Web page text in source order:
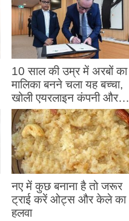
10 साल की उम्र में अरबों का
मालिका बनने चला यह बच्चा,
खोली एयरलाइन कंपनी और…
March 31, 2019
नए में कुछ बनाना है तो जरूर
ट्राई करें ओट्स और केले का
हलवा